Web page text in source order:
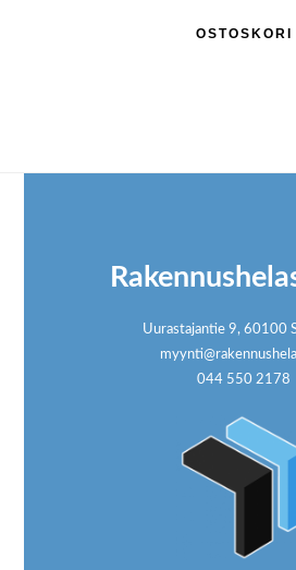
OSTOSKORI
Uurastajantie 9, 60100
044 550 2178